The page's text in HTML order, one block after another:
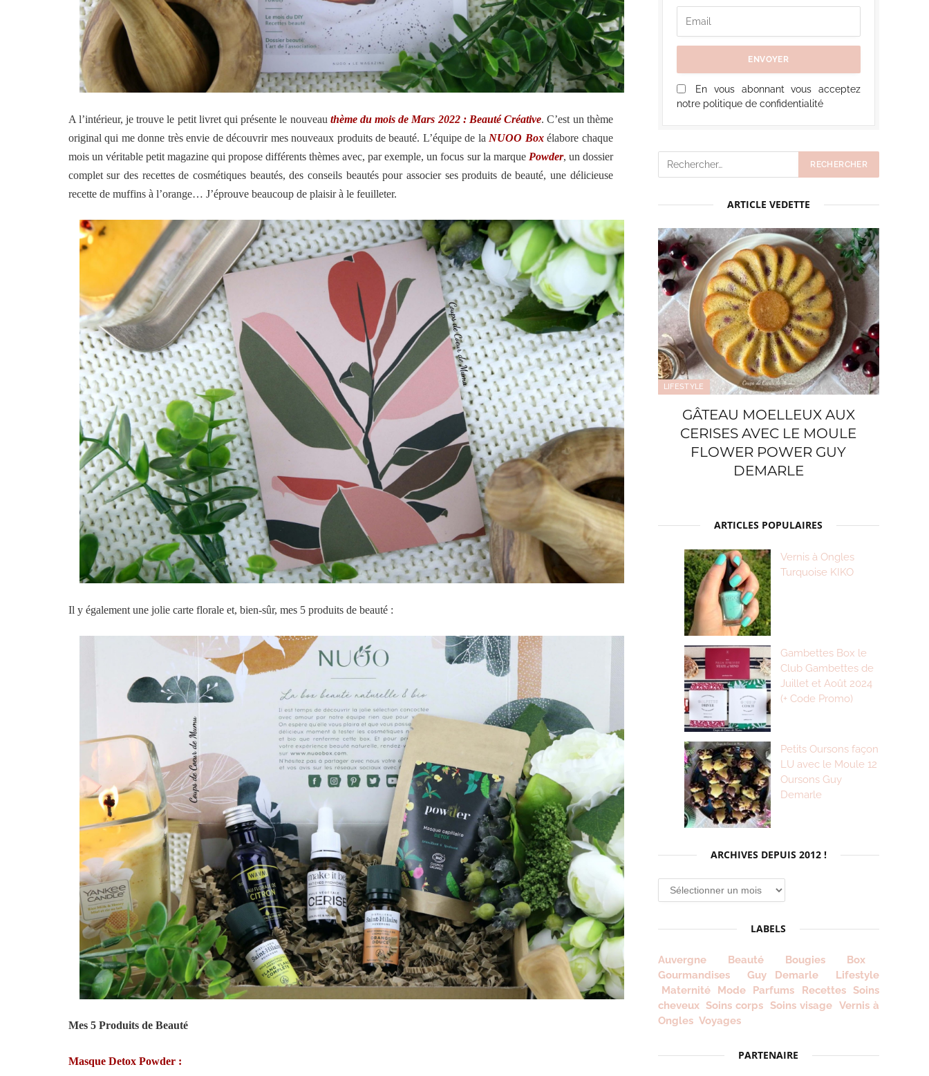
A l’intérieur, je trouve le petit livret qui présente le nouveau thème du mois de Mars 2022 : Beauté Créative. C’est un thème
original qui me donne très envie de découvrir mes nouveaux produits de beauté. L’équipe de la NUOO Boxélabore chaque
mois un véritable petit magazine qui propose différents thèmes avec, par exemple, un focus sur la marque Powder, un dossier
complet sur des recettes de cosmétiques beautés, des conseils beautés pour associer ses produits de beauté, une délicieuse
recette de muffins à l’orange… J’éprouve beaucoup de plaisir à le feuilleter.
Il y également une jolie carte florale et, bien-sûr, mes 5 produits de beauté :
Mes 5 Produits de Beauté
Masque Detox Powder :
En vous abonnant vous acceptez
notre politique de confidentialité
ARTICLE VEDETTE
LIFESTYLE
GÂTEAU MOELLEUX AUX
CERISES AVEC LE MOULE
FLOWER POWER GUY
DEMARLE
ARTICLES POPULAIRES
Vernis à Ongles
Turquoise KIKO
Gambettes Box le
Club Gambettes de
Juillet et Août 2024
(+ Code Promo)
Petits Oursons façon
LU avec le Moule 12
Oursons Guy
Demarle
ARCHIVES DEPUIS 2012 !
Archives
depuis
!
LABELS
Auvergne Beauté Bougies
Box
Gourmandises
Guy Demarle
Lifestyle
Maternité
Mode Parfums Recettes Soins
cheveux Soins corps Soins visage Vernis à
Ongles Voyages
PARTENAIRE